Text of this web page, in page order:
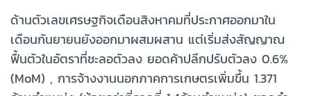
ด้านตัวเลขเศรษฐกิจเดือนสิงหาคมที่ประกาศออกมาใน
เดือนกันยายนยังออกมาผสมผสาน แต่เริ่มส่งสัญญาณ
ฟื้นตัวในอัตราที่ชะลอตัวลง ยอดค้าปลีกปรับตัวลง 0.6%
(MoM) , การจ้างงานนอกภาคการเกษตรเพิ่มขึ้น 1.371